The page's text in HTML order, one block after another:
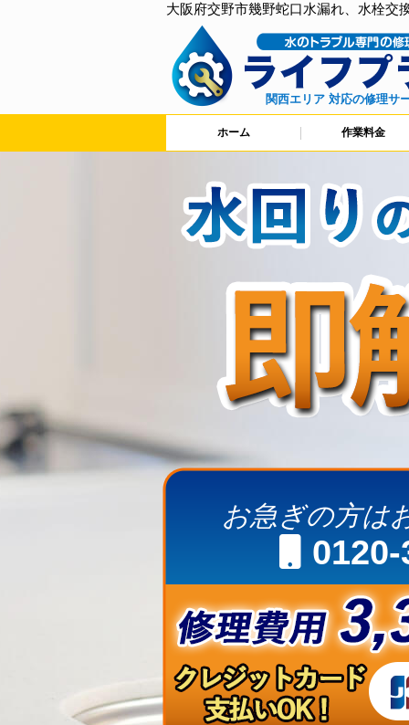
大阪府交野市幾野蛇口水漏れ、水栓交
関西エリア 対応の修理サ
ホーム 作業料金
お急ぎの方は